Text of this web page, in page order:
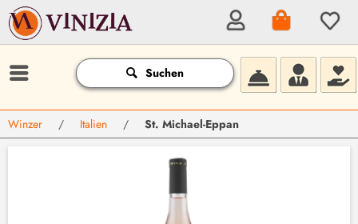
Suchen
Winzer / Italien / St. Michael-Eppan